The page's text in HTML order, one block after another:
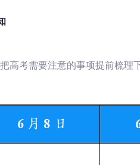
高考需要注意的事项提前梳理